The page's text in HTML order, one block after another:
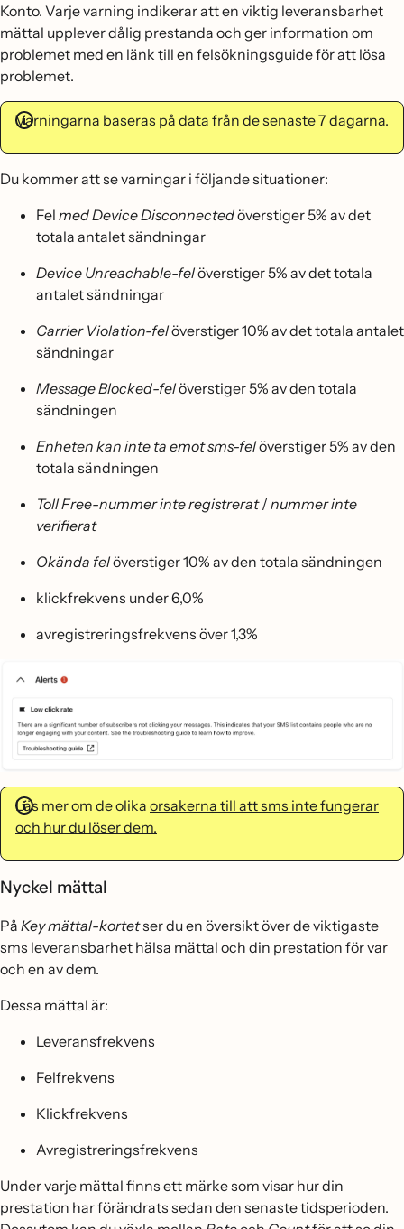
Konto. Varje varning indikerar att en viktig leveransbarhet
mättal upplever dålig prestanda och ger information om
problemet med en länk till en felsökningsguide för att lösa
problemet.
Varningarna baseras på data från de senaste 7 dagarna.
Du kommer att se varningar i följande situationer:
Fel med Device Disconnectedöverstiger 5% av det
totala antalet sändningar
Device Unreachable-felöverstiger 5% av det totala
antalet sändningar
Carrier Violation-felöverstiger 10% av det totala antalet
sändningar
Message Blocked-felöverstiger 5% av den totala
sändningen
Enheten kan inte ta emot sms-felöverstiger 5% av den
totala sändningen
Toll Free-nummer inte registrerat/ nummer inte
verifierat
Okända felöverstiger 10% av den totala sändningen
klickfrekvens under 6,0%
avregistreringsfrekvens över 1,3%
Läs mer om de olika orsakerna till att sms inte fungerar
och hur du löser dem.
Nyckel mättal
På Key mättal-kortetser du en översikt över de viktigaste
sms leveransbarhet hälsa mättal och din prestation för var
och en av dem.
Dessa mättal är:
Leveransfrekvens
Felfrekvens
Klickfrekvens
Avregistreringsfrekvens
Under varje mättal finns ett märke som visar hur din
prestation har förändrats sedan den senaste tidsperioden.